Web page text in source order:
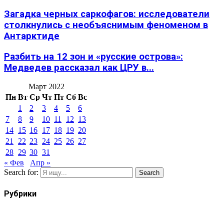
Загадка черных саркофагов: исследователи
столкнулись с необъяснимым феноменом в
Антарктиде
Разбить на 12 зон и «русские острова»:
Медведев рассказал как ЦРУ в...
Март 2022
Пн Вт Ср Чт Пт Сб Вс
1
2 3 4 5
6
7
8 9 10 11 12 13
14 15 16 17 18 19 20
21
22 23 24 25 26 27
28 29 30 31
« Фев
Апр »
Search for:
Search
Рубрики